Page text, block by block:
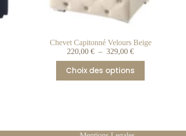
Chevet Capitonné Velours Beige
220,00€ – 329,00€
Choix des options